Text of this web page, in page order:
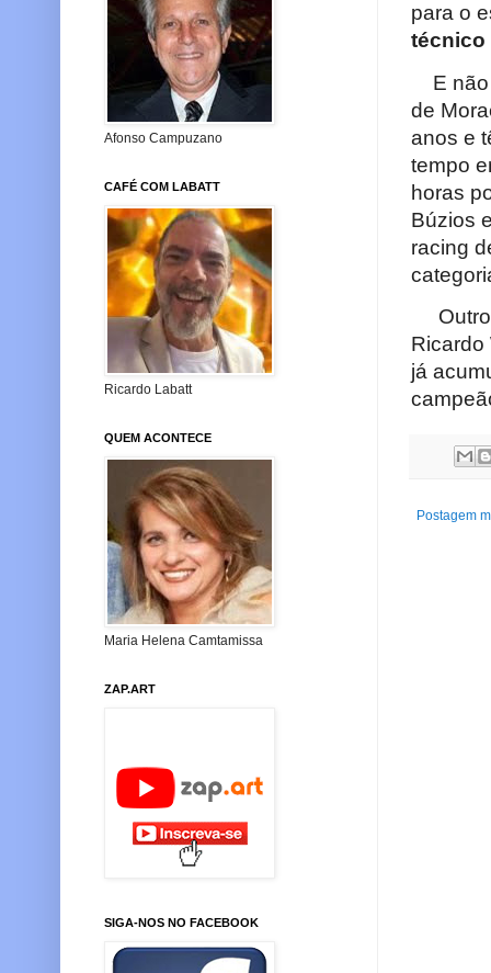
para o
técnico
E
de
anos e
tempo
horas
Búzios
racing
Outro
Ricardo
já
Postagem
Afonso Campuzano
CAFÉ COM LABATT
Ricardo Labatt
QUEM ACONTECE
Maria Helena Camtamissa
ZAP.ART
SIGA-NOS NO FACEBOOK